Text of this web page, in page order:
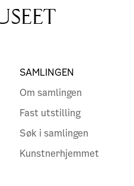
SAMLINGEN
Om samlingen
Fast utstilling
Søk i samlingen
Kunstnerhjemmet